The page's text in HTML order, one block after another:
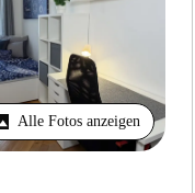
Alle Fotos anzeigen